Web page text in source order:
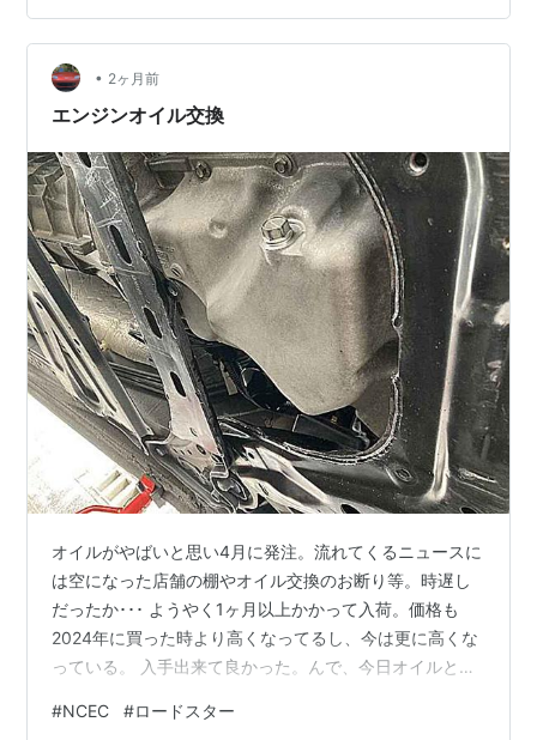
った時には洗浄するとしよう。 今回ウレタン塗装したけ
ど、使用するのをやめたカバーはひざらし、雨ざらしに
して放置してみよう。
• 2ヶ月前
エンジンオイル交換
オイルがやばいと思い4月に発注。流れてくるニュースに
は空になった店舗の棚やオイル交換のお断り等。時遅し
だったか･･･ ようやく1ヶ月以上かかって入荷。価格も
2024年に買った時より高くなってるし、今は更に高くな
っている。 入手出来て良かった。んで、今日オイルとフ
ロックとMTケースの接続辺り何処かからオイルが滲んで
#NCEC #ロードスター